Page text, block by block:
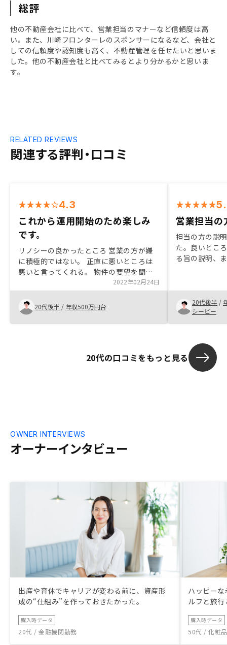
総評
他の不動産会社に比べて、営業担当のマナーなど信頼度は高
い。また、川崎フロンターレのスポンサーになるなど、会社と
しての信頼度や認知度も高く、不動産管理を任せたいと思いま
した。他の不動産会社と比べてみるとより分かるかと思いま
す。
関連する評判・口コミ
RELATED REVIEWS
4.3
これから運用開始のため楽しみ
です。
リノシーの良かったところ 営業の方が嫌
に積極的ではない。 正直に悪いところは
悪いと言ってくれる。 物件の要望を聞い
てある程度絞ってくれている。 リノシー
の悪かったところ たまに営業の方の連絡
が繋がらないことがあった。（許せる範
囲）
2022年02月24日
20代後半 / 年収500万円台
営業担当の
担当の方の説
た。良いとこ
る旨の説明、
も丁寧にお答
20代後半 /
シービー
20代の口コミをもっと見る
オーナーインタビュー
OWNER INTERVIEWS
出産や育休でキャリアが変わる前に、資産形
成の“仕組み”を作っておきたかった。
購入時データ
20代 / 金融機関勤務
ハッピー
ルフと旅
購入時データ
50代 / 化粧